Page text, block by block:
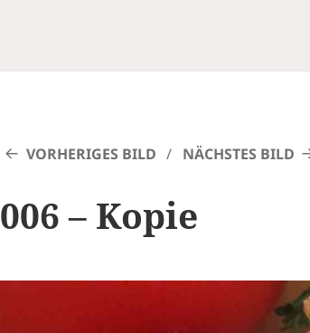
VORHERIGES BILD NÄCHSTES BILD
006 – Kopie